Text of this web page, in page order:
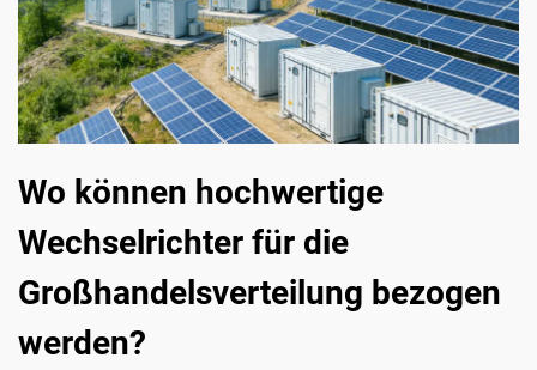
Wo können hochwertige
Wechselrichter für die
Großhandelsverteilung bezogen
werden?